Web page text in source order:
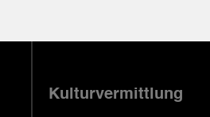
Kulturvermittlung